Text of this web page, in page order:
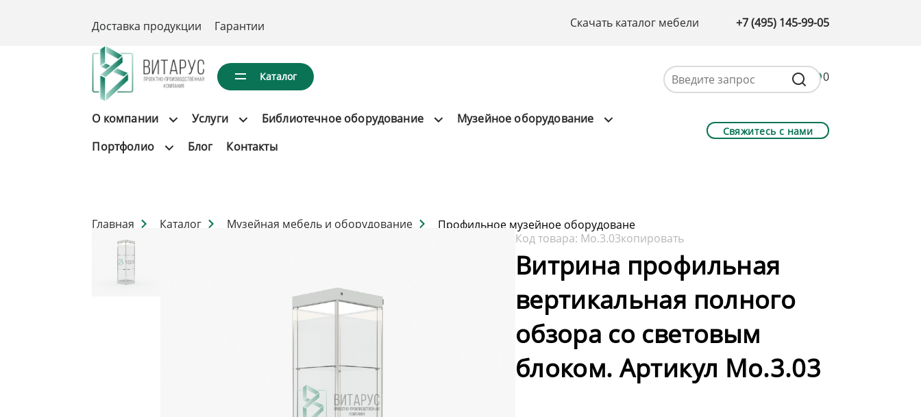
Доставка продукции Гарантии Скачать каталог мебели +7 (495) 145-99-05
Каталог 0
О компании Услуги Библиотечное оборудование
Музейное оборудование
Портфолио
Блог Контакты
Свяжитесь с нами
Главная Каталог Музейная мебель и оборудование
Профильное музейное оборудоване
Код товара: Мо.3.03копировать
Витрина профильная
вертикальная полного
обзора со световым
блоком. Артикул Мо.3.03